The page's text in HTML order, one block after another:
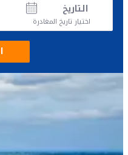
التاريخ
اختيار تاريخ المغادرة